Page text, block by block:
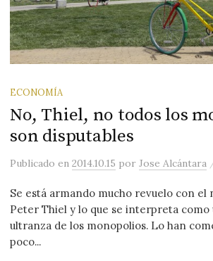
ECONOMÍA
No, Thiel, no todos los
son disputables
Publicadoen2014.10.15 porJose Alcántara
Se está armando mucho revuelo con el
Peter Thiel y lo que se interpreta como
ultranza de los monopolios. Lo han
poco...